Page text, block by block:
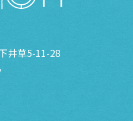
井草5-11-28